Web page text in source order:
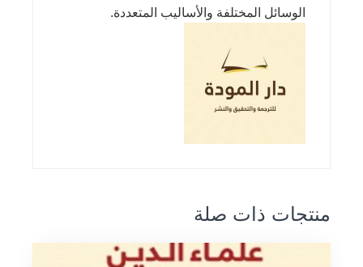
الوسائل المختلفة والأساليب المتعددة.
منتجات ذات صلة